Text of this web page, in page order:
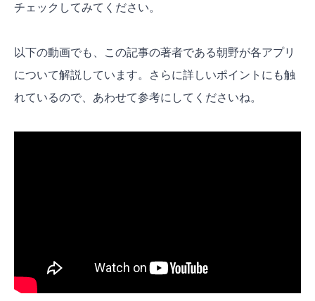
チェックしてみてください。
以下の動画でも、この記事の著者である朝野が各アプリ
について解説しています。さらに詳しいポイントにも触
れているので、あわせて参考にしてくださいね。